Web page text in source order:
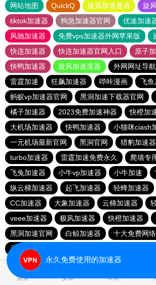
网站地图 QuickQ 旋风加速度器
旋
tiktok加速器
狗急加速器官网
优途加速
风驰加速器
免费vps加速器外网苹果版
快连加速器
快连加速器官网入口
原子
快鸭加速器
旋风加速度器 外网网址导航
雷霆加速
狂飙加速器 哔咔漫画
飞鱼
蚂蚁vp加速器官网
黑洞加速下载器官网
橘子加速器
2023免费加速神器
快橙加
大机场加速器
快鸭加速器
小猫咪ciash
一元机场最新官网
黑洞官网
猎豹加速
turbo加速器
雷霆加速免费永久
爬墙专
飞兔加速器
小牛vp加速器 小牛加速
纵云梯加速器
起飞加速器 轻蜂加速器
CC加速器
大象加速器 云梯加速器
veee加速器
极风加速器 快橙加速器
黑洞加速官网
白鲸加速器
十大免费网
元链加速器
首页 安卓 苹果
永久免费使用的加速器